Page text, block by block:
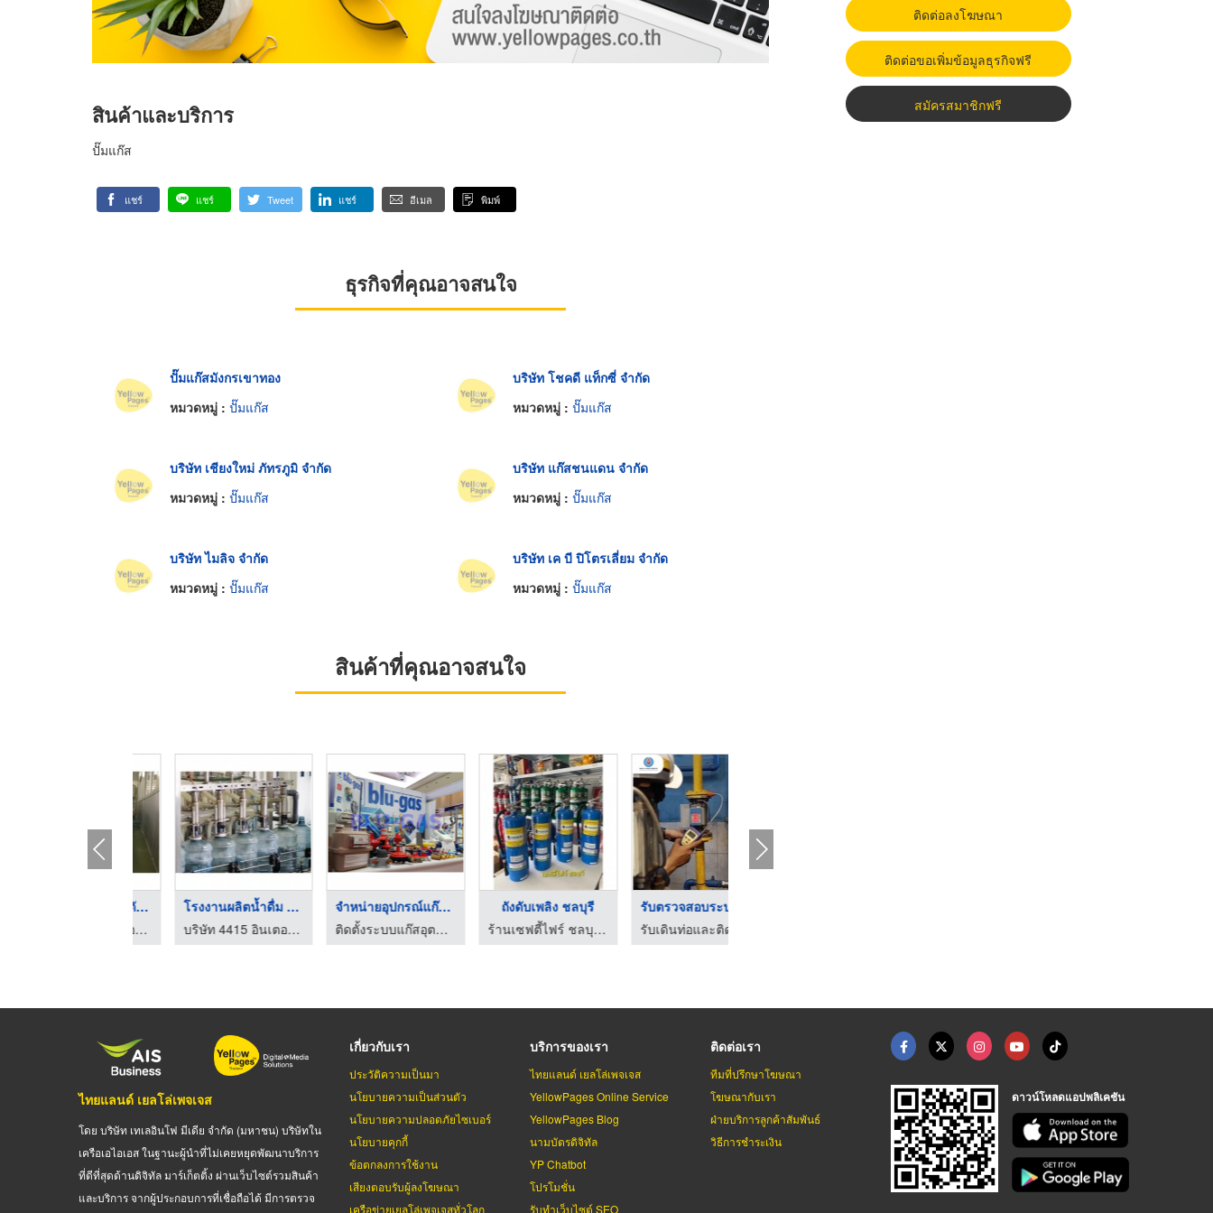
สินค้าและบริการ
ปั๊มแก๊ส
แชร์ แชร์ Tweet แชร์ อีเมล พิมพ์
ธุรกิจที่คุณอาจสนใจ
ปั๊มแก๊สมังกรเขาทอง
หมวดหมู่ : ปั๊มแก๊ส
บริษัท โชคดี แท็กซี่ จำกัด
หมวดหมู่ : ปั๊มแก๊ส
บริษัท เชียงใหม่ ภัทรภูมิ จำกัด
หมวดหมู่ : ปั๊มแก๊ส
บริษัท แก๊สชนแดน จำกัด
หมวดหมู่ : ปั๊มแก๊ส
บริษัท ไมลิจ จำกัด
หมวดหมู่ : ปั๊มแก๊ส
บริษัท เค บี ปิโตรเลี่ยม จำกัด
หมวดหมู่ : ปั๊มแก๊ส
สินค้าที่คุณอาจสนใจ
จำหน่ายอุปกรณ์แก๊สแอ ...
ติดตั้งระบบแก๊สอุตสาหกรรม - บลูแกส
ถังดับเพลิง ชลบุรี
ร้านเซฟตี้ไฟร์ ชลบุรีการดับเพลิง
รับตรวจสอบระบบแก๊สแอ ...
รับเดินท่อและติดตั้งระบบแก๊ส LPG, NG, LNG - โอแก๊ส เอ็นจิเนียริ่ง
จำหน่ายปั๊ม Haskel
จำหน่าย ซ่อม ปั๊มสุญญากาศ ปั๊ม Haskel - YTP
ติดต่อลงโฆษณา
ติดต่อขอเพิ่มข้อมูลธุรกิจฟรี
สมัครสมาชิกฟรี
ไทยแลนด์ เยลโล่เพจเจส
โดย บริษัท เทเลอินโฟ มีเดีย จำกัด (มหาชน) บริษัทใน
เครือเอไอเอส ในฐานะผู้นำที่ไม่เคยหยุดพัฒนาบริการ
ที่ดีที่สุดด้านดิจิทัล มาร์เก็ตติ้ง ผ่านเว็บไซต์รวมสินค้า
และบริการ จากผู้ประกอบการที่เชื่อถือได้ มีการตรวจ
เกี่ยวกับเรา
ประวัติความเป็นมา
นโยบายความเป็นส่วนตัว
นโยบายความปลอดภัยไซเบอร์
นโยบายคุกกี้
ข้อตกลงการใช้งาน
เสียงตอบรับผู้ลงโฆษณา
เครือข่ายเยลโล่เพจเจสทั่วโลก
บริการของเรา
ไทยแลนด์ เยลโล่เพจเจส
YellowPages Online Service
YellowPages Blog
นามบัตรดิจิทัล
YP Chatbot
โปรโมชั่น
รับทำเว็บไซต์ SEO
ติดต่อเรา
ทีมที่ปรึกษาโฆษณา
โฆษณากับเรา
ฝ่ายบริการลูกค้าสัมพันธ์
วิธีการชำระเงิน
ดาวน์โหลดแอปพลิเคชัน